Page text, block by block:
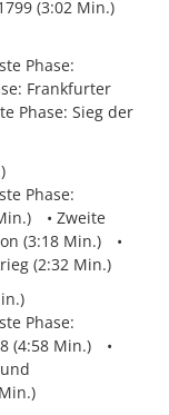
(3:02 Min.)
Phase:
Frankfurter
Phase: Sieg der
Phase:
Zweite
(3:18 Min.)
(2:32 Min.)
Phase:
(4:58 Min.)